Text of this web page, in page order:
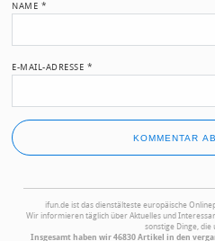
NAME *
E-MAIL-ADRESSE *
ifun.de ist das dienstälteste europäische
Wir informieren täglich über Aktuelles und
sonstige Dinge, die
Insgesamt haben wir 46830 Artikel in den